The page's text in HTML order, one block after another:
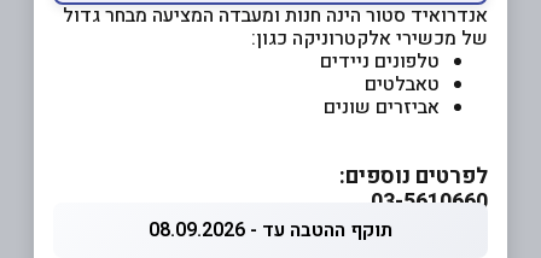
אנדרואיד סטור הינה חנות ומעבדה המציעה מבחר גדול
של מכשירי אלקטרוניקה כגון:
טלפונים ניידים
טאבלטים
אביזרים שונים
לפרטים נוספים:
03-5610660
תוקף ההטבה עד - 08.09.2026